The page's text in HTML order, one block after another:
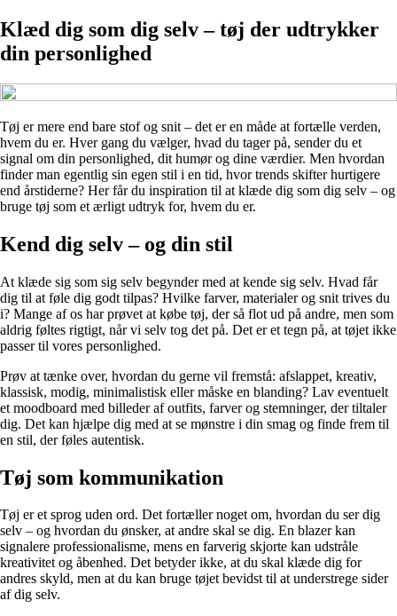
Klæd dig som dig selv – tøj der udtrykker
din personlighed
Tøj er mere end bare stof og snit – det er en måde at fortælle verden,
hvem du er. Hver gang du vælger, hvad du tager på, sender du et
signal om din personlighed, dit humør og dine værdier. Men hvordan
finder man egentlig sin egen stil i en tid, hvor trends skifter hurtigere
end årstiderne? Her får du inspiration til at klæde dig som dig selv – og
bruge tøj som et ærligt udtryk for, hvem du er.
Kend dig selv – og din stil
At klæde sig som sig selv begynder med at kende sig selv. Hvad får
dig til at føle dig godt tilpas? Hvilke farver, materialer og snit trives du
i? Mange af os har prøvet at købe tøj, der så flot ud på andre, men som
aldrig føltes rigtigt, når vi selv tog det på. Det er et tegn på, at tøjet ikke
passer til vores personlighed.
Prøv at tænke over, hvordan du gerne vil fremstå: afslappet, kreativ,
klassisk, modig, minimalistisk eller måske en blanding? Lav eventuelt
et moodboard med billeder af outfits, farver og stemninger, der tiltaler
dig. Det kan hjælpe dig med at se mønstre i din smag og finde frem til
en stil, der føles autentisk.
Tøj som kommunikation
Tøj er et sprog uden ord. Det fortæller noget om, hvordan du ser dig
selv – og hvordan du ønsker, at andre skal se dig. En blazer kan
signalere professionalisme, mens en farverig skjorte kan udstråle
kreativitet og åbenhed. Det betyder ikke, at du skal klæde dig for
andres skyld, men at du kan bruge tøjet bevidst til at understrege sider
af dig selv.